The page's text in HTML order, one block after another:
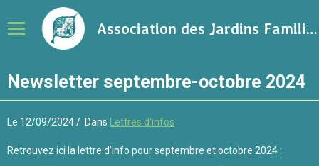
Association des Jardins Familiaux de la Ville de Rennes
Notre association
Newsletter septembre-octobre 2024
Le 12/09/2024 Dans Lettres d'infos
Retrouvez ici la lettre d'info pour septembre et octobre 2024 :